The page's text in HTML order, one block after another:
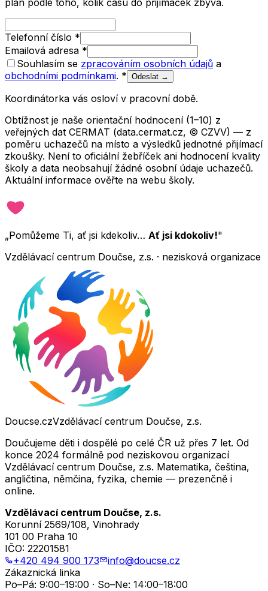
Telefonní číslo *
Emailová adresa *
Souhlasím se zpracováním osobních údajů a
obchodními podmínkami. * Odeslat →
Koordinátorka vás osloví v pracovní době.
Obtížnost je naše orientační hodnocení (1–10) z
veřejných dat CERMAT (data.cermat.cz, © CZVV) — z
poměru uchazečů na místo a výsledků jednotné přijímací
zkoušky. Není to oficiální žebříček ani hodnocení kvality
školy a data neobsahují žádné osobní údaje uchazečů.
Aktuální informace ověřte na webu školy.
„Pomůžeme Ti, ať jsi kdekoliv… Ať jsi kdokoliv!"
Vzdělávací centrum Doučse, z.s. · nezisková organizace
Doucse.czVzdělávací centrum Doučse, z.s.
Doučujeme děti i dospělé po celé ČR už přes 7 let. Od
konce 2024 formálně pod neziskovou organizací
Vzdělávací centrum Doučse, z.s. Matematika, čeština,
angličtina, němčina, fyzika, chemie — prezenčně i
online.
Vzdělávací centrum Doučse, z.s.
Korunní 2569/108, Vinohrady
101 00 Praha 10
IČO: 22201581
+420 494 900 173
info@doucse.cz
Zákaznická linka
Po–Pá: 9:00–19:00 · So–Ne: 14:00–18:00